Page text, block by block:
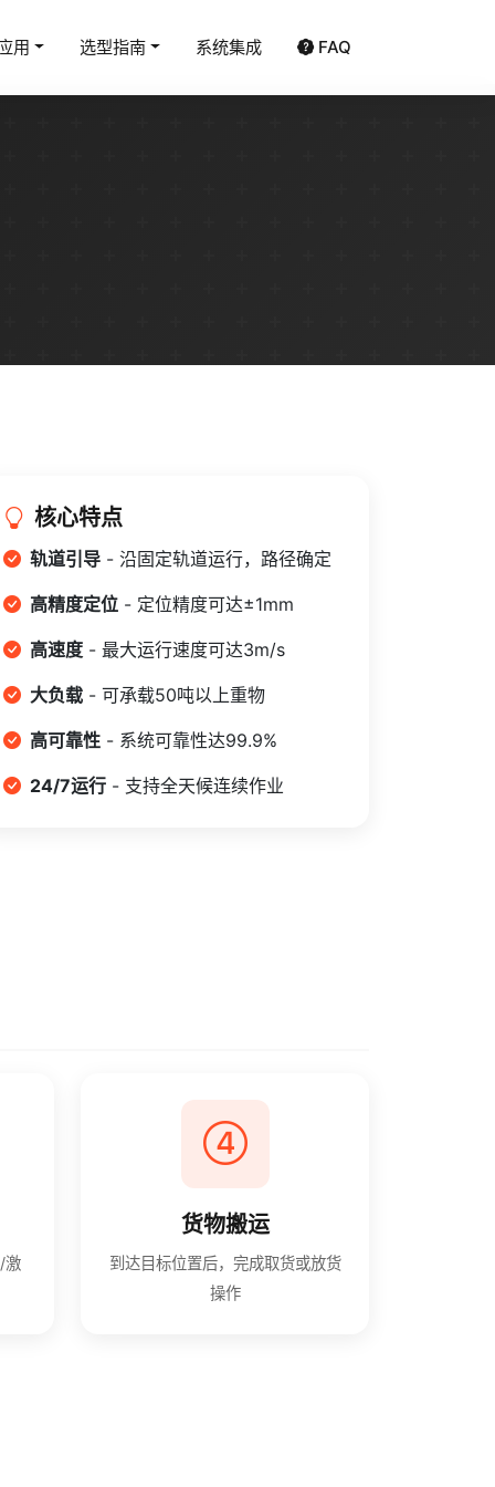
用 选型指南 系统集成 FAQ
核心特点
轨道引导 - 沿固定轨道运行，路径确定
高精度定位 - 定位精度可达±1mm
高速度 - 最大运行速度可达3m/s
大负载 - 可承载50吨以上重物
高可靠性 - 系统可靠性达99.9%
24/7运行 - 支持全天候连续作业
激
货物搬运
到达目标位置后，完成取货或放货
操作